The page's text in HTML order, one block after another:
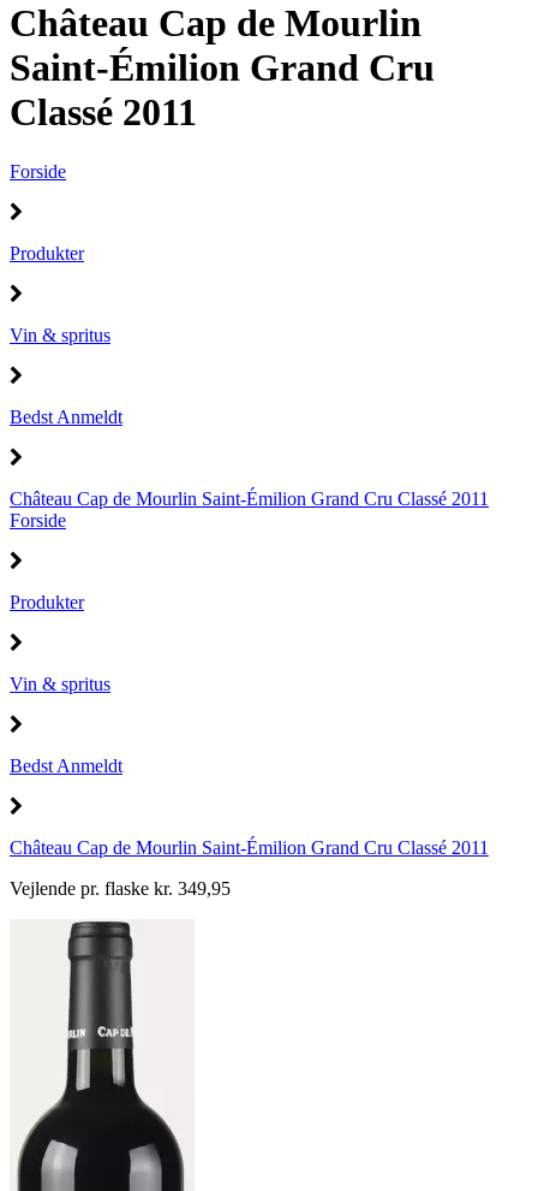
Château Cap de Mourlin
Saint-Émilion Grand Cru
Classé 2011
Forside
Produkter
Vin & spritus
Bedst Anmeldt
Château Cap de Mourlin Saint-Émilion Grand Cru Classé 2011
Forside
Produkter
Vin & spritus
Bedst Anmeldt
Château Cap de Mourlin Saint-Émilion Grand Cru Classé 2011
Vejlende pr. flaske kr. 349,95